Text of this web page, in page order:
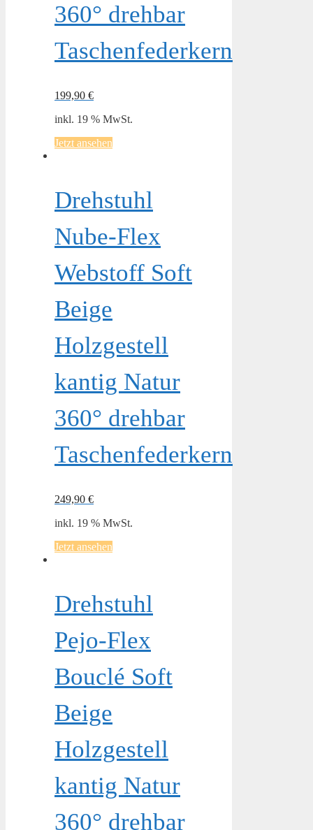
360° drehbar
Taschenfederkern
199,90 €
inkl. 19 % MwSt.
Jetzt ansehen
Drehstuhl
Nube-Flex
Webstoff Soft
Beige
Holzgestell
kantig Natur
360° drehbar
Taschenfederkern
249,90 €
inkl. 19 % MwSt.
Jetzt ansehen
Drehstuhl
Pejo-Flex
Bouclé Soft
Beige
Holzgestell
kantig Natur
360° drehbar